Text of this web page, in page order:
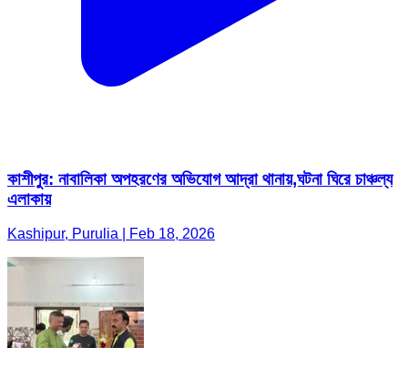
কাশীপুর: নাবালিকা অপহরণের অভিযোগ আদ্রা থানায়,ঘটনা ঘিরে চাঞ্চল্য
এলাকায়
Kashipur, Purulia | Feb 18, 2026